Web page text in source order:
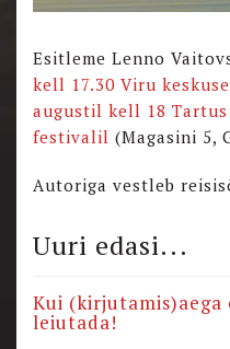
Esitleme Lenno
kell 17.30 Viru
augustil kell 18 Tartus
festivalil (Magasini 5,
Autoriga vestleb
Uuri edasi...
Kui (kirjutamis)aega
leiutada!